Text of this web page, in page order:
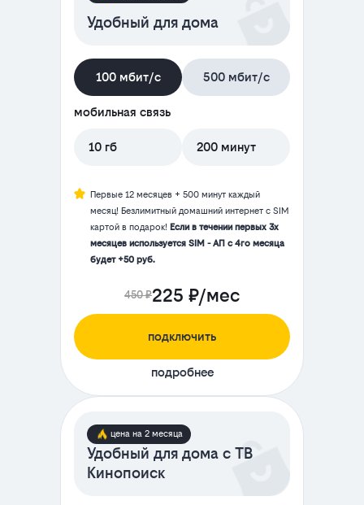
Удобный для дома
100 мбит/с 500 мбит/с
мобильная связь
10 гб 200 минут
Первые 12 месяцев + 500 минут каждый
месяц! Безлимитный домашний интернет с SIM
картой в подарок! Если в течении первых 3х
месяцев используется SIM - АП с 4го месяца
будет +50 руб.
450 ₽225 ₽/мес
подключить
подробнее
цена на 2 месяца
Удобный для дома с ТВ
Кинопоиск